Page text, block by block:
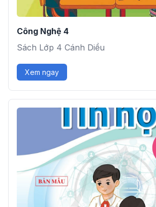
Công Nghệ 4
Sách Lớp 4 Cánh Diều
Xem ngay